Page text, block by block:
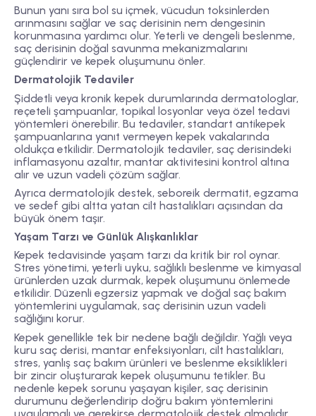
Bunun yanı sıra bol su içmek, vücudun toksinlerden
arınmasını sağlar ve saç derisinin nem dengesinin
korunmasına yardımcı olur. Yeterli ve dengeli beslenme,
saç derisinin doğal savunma mekanizmalarını
güçlendirir ve kepek oluşumunu önler.
Dermatolojik Tedaviler
Şiddetli veya kronik kepek durumlarında dermatologlar,
reçeteli şampuanlar, topikal losyonlar veya özel tedavi
yöntemleri önerebilir. Bu tedaviler, standart antikepek
şampuanlarına yanıt vermeyen kepek vakalarında
oldukça etkilidir. Dermatolojik tedaviler, saç derisindeki
inflamasyonu azaltır, mantar aktivitesini kontrol altına
alır ve uzun vadeli çözüm sağlar.
Ayrıca dermatolojik destek, seboreik dermatit, egzama
ve sedef gibi altta yatan cilt hastalıkları açısından da
büyük önem taşır.
Yaşam Tarzı ve Günlük Alışkanlıklar
Kepek tedavisinde yaşam tarzı da kritik bir rol oynar.
Stres yönetimi, yeterli uyku, sağlıklı beslenme ve kimyasal
ürünlerden uzak durmak, kepek oluşumunu önlemede
etkilidir. Düzenli egzersiz yapmak ve doğal saç bakım
yöntemlerini uygulamak, saç derisinin uzun vadeli
sağlığını korur.
Kepek genellikle tek bir nedene bağlı değildir. Yağlı veya
kuru saç derisi, mantar enfeksiyonları, cilt hastalıkları,
stres, yanlış saç bakım ürünleri ve beslenme eksiklikleri
bir zincir oluşturarak kepek oluşumunu tetikler. Bu
nedenle kepek sorunu yaşayan kişiler, saç derisinin
durumunu değerlendirip doğru bakım yöntemlerini
uygulamalı ve gerekirse dermatolojik destek almalıdır.